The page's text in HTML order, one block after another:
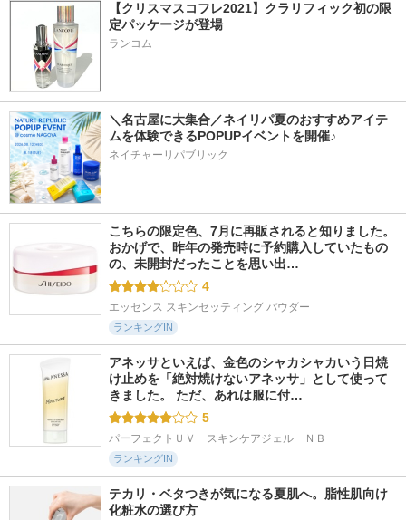
【クリスマスコフレ2021】クラリフィック初の限
定パッケージが登場
ランコム
＼名古屋に大集合／ネイリパ夏のおすすめアイテ
ムを体験できるPOPUPイベントを開催♪
ネイチャーリパブリック
こちらの限定色、7月に再販されると知りました。
おかげで、昨年の発売時に予約購入していたもの
の、未開封だったことを思い出…
4
エッセンス スキンセッティング パウダー
ランキングIN
アネッサといえば、金色のシャカシャカいう日焼
け止めを「絶対焼けないアネッサ」として使って
きました。 ただ、あれは服に付…
5
パーフェクトＵＶ　スキンケアジェル　ＮＢ
ランキングIN
テカリ・ベタつきが気になる夏肌へ。脂性肌向け
化粧水の選び方